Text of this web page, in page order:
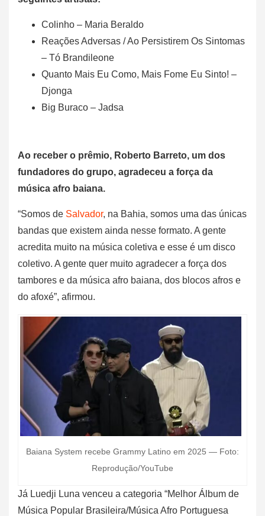
Colinho – Maria Beraldo
Reações Adversas / Ao Persistirem Os Sintomas
– Tó Brandileone
Quanto Mais Eu Como, Mais Fome Eu Sinto! –
Djonga
Big Buraco – Jadsa
Ao receber o prêmio, Roberto Barreto, um dos
fundadores do grupo, agradeceu a força da
música afro baiana.
“Somos de Salvador, na Bahia, somos uma das únicas
bandas que existem ainda nesse formato. A gente
acredita muito na música coletiva e esse é um disco
coletivo. A gente quer muito agradecer a força dos
tambores e da música afro baiana, dos blocos afros e
do afoxé”, afirmou.
Baiana System recebe Grammy Latino em 2025 — Foto:
Reprodução/YouTube
Já Luedji Luna venceu a categoria “Melhor Álbum de
Música Popular Brasileira/Música Afro Portuguesa